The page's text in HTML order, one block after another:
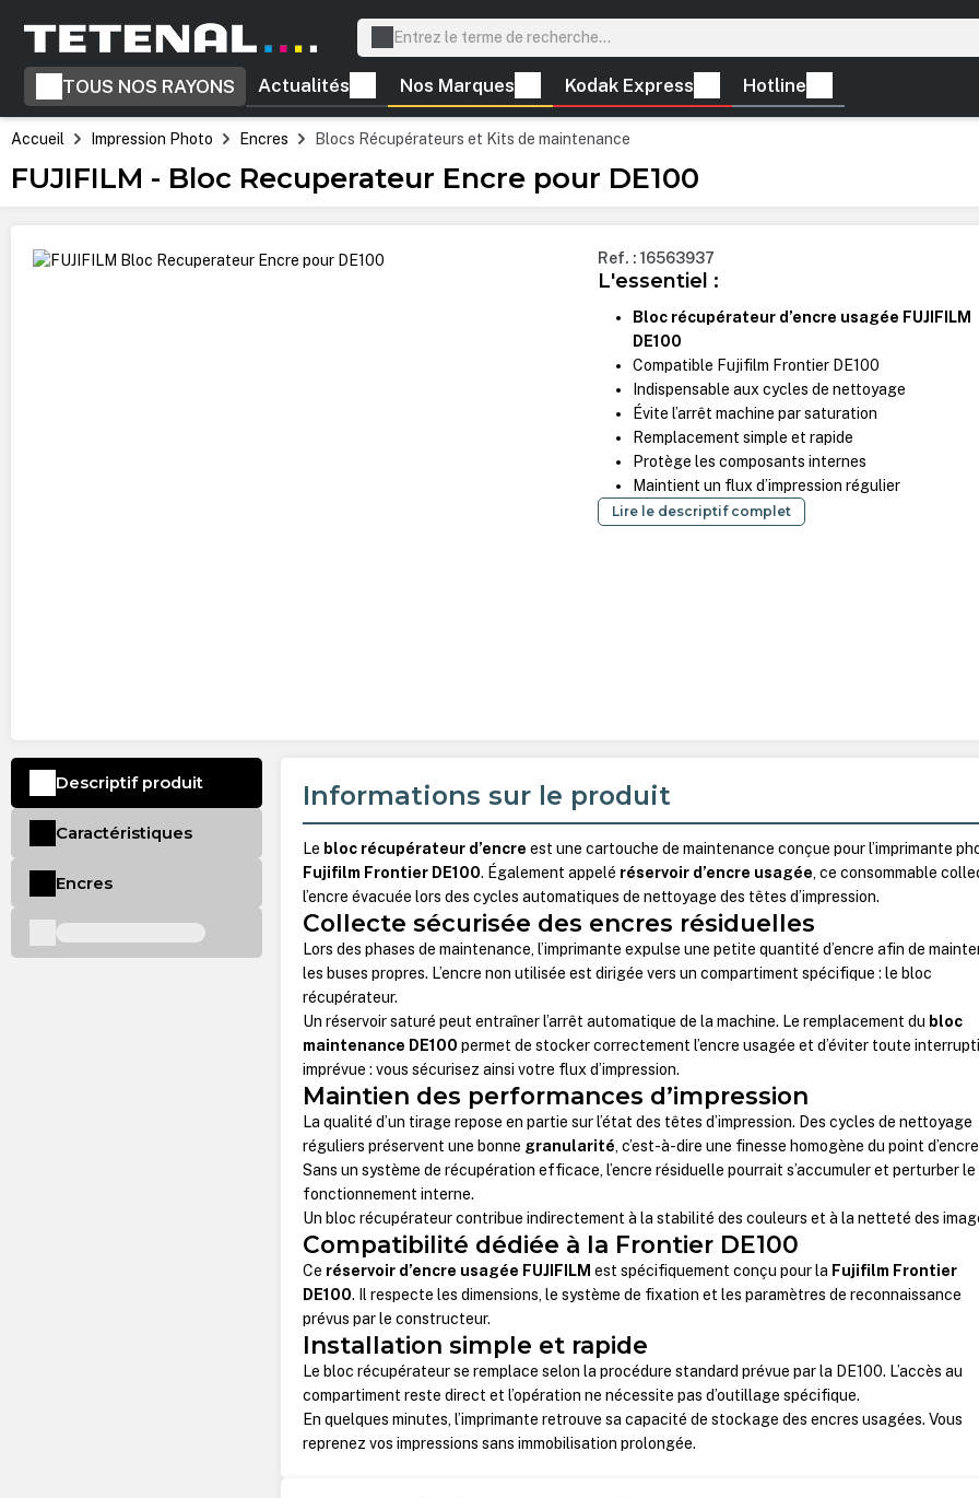
Passer à la navigation principale
TOUS NOS RAYONS Actualités Nos Marques Kodak Express Hotline
Accueil Impression Photo Encres Blocs Récupérateurs et Kits de maintenance
FUJIFILM - Bloc Recuperateur Encre pour DE100
Ignorer la galerie d'images Ref. : 16563937
L'essentiel :
Bloc récupérateur d’encre usagée FUJIFILM
DE100
Compatible Fujifilm Frontier DE100
Indispensable aux cycles de nettoyage
Évite l’arrêt machine par saturation
Remplacement simple et rapide
Protège les composants internes
Maintient un flux d’impression régulier
Lire le descriptif complet
Informations sur le produit
Le bloc récupérateur d’encreest une cartouche de maintenance conçue pour l’imprimante
Fujifilm Frontier DE100. Également appelé réservoir d’encre usagée, ce consommable
l’encre évacuée lors des cycles automatiques de nettoyage des têtes d’impression.
Collecte sécurisée des encres résiduelles
Lors des phases de maintenance, l’imprimante expulse une petite quantité d’encre afin de
les buses propres. L’encre non utilisée est dirigée vers un compartiment spécifique : le bloc
récupérateur.
Un réservoir saturé peut entraîner l’arrêt automatique de la machine. Le remplacement du bloc
maintenance DE100 permet de stocker correctement l’encre usagée et d’éviter toute
imprévue : vous sécurisez ainsi votre flux d’impression.
Maintien des performances d’impression
La qualité d’un tirage repose en partie sur l’état des têtes d’impression. Des cycles de nettoyage
réguliers préservent une bonne granularité, c’est-à-dire une finesse homogène du point
Sans un système de récupération efficace, l’encre résiduelle pourrait s’accumuler et perturber le
fonctionnement interne.
Un bloc récupérateur contribue indirectement à la stabilité des couleurs et à la netteté des
Compatibilité dédiée à la Frontier DE100
Ce réservoir d’encre usagée FUJIFILM est spécifiquement conçu pour la Fujifilm Frontier
DE100. Il respecte les dimensions, le système de fixation et les paramètres de reconnaissance
prévus par le constructeur.
Installation simple et rapide
Le bloc récupérateur se remplace selon la procédure standard prévue par la DE100. L’accès au
compartiment reste direct et l’opération ne nécessite pas d’outillage spécifique.
En quelques minutes, l’imprimante retrouve sa capacité de stockage des encres usagées. Vous
reprenez vos impressions sans immobilisation prolongée.
Descriptif produit
Caractéristiques
Encres